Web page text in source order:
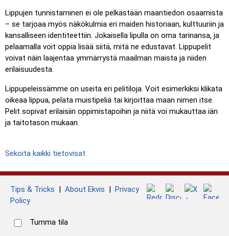
Lippujen tunnistaminen ei ole pelkästään maantiedon osaamista
– se tarjoaa myös näkökulmia eri maiden historiaan, kulttuuriin ja
kansalliseen identiteettiin. Jokaisella lipulla on oma tarinansa, ja
pelaamalla voit oppia lisää siitä, mitä ne edustavat. Lippupelit
voivat näin laajentaa ymmärrystä maailman maista ja niiden
erilaisuudesta.
Lippupeleissämme on useita eri pelitiloja. Voit esimerkiksi klikata
oikeaa lippua, pelata muistipeliä tai kirjoittaa maan nimen itse.
Pelit sopivat erilaisiin oppimistapoihin ja niitä voi mukauttaa iän
ja taitotason mukaan.
Sekoita kaikki tietovisat
Tips & Tricks | About Ekvis | Privacy
Policy
Tumma tila